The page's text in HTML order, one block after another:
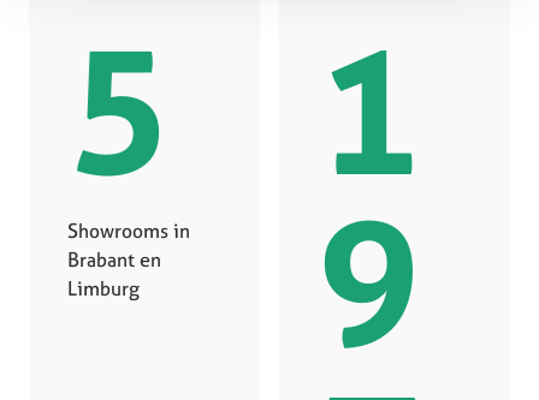
5
Showrooms in
Brabant en
Limburg
1
9